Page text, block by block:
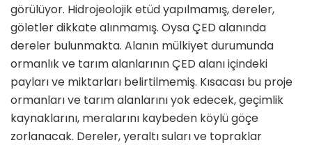
görülüyor. Hidrojeolojik etüd yapılmamış, dereler,
göletler dikkate alınmamış. Oysa ÇED alanında
dereler bulunmakta. Alanın mülkiyet durumunda
ormanlık ve tarım alanlarının ÇED alanı içindeki
payları ve miktarları belirtilmemiş. Kısacası bu proje
ormanları ve tarım alanlarını yok edecek, geçimlik
kaynaklarını, meralarını kaybeden köylü göçe
zorlanacak. Dereler, yeraltı suları ve topraklar